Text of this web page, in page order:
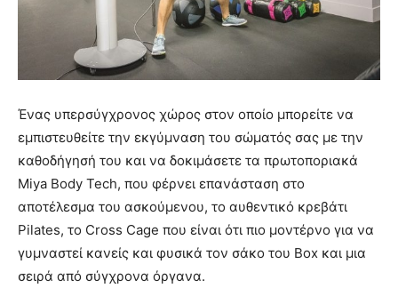
Ένας υπερσύγχρονος χώρος στον οποίο μπορείτε να
εμπιστευθείτε την εκγύμναση του σώματός σας με την
καθοδήγησή του και να δοκιμάσετε τα πρωτοποριακά
Miya Body Tech, που φέρνει επανάσταση στο
αποτέλεσμα του ασκούμενου, το αυθεντικό κρεβάτι
Pilates, το Cross Cage που είναι ότι πιο μοντέρνο για να
γυμναστεί κανείς και φυσικά τον σάκο του Box και μια
σειρά από σύγχρονα όργανα.